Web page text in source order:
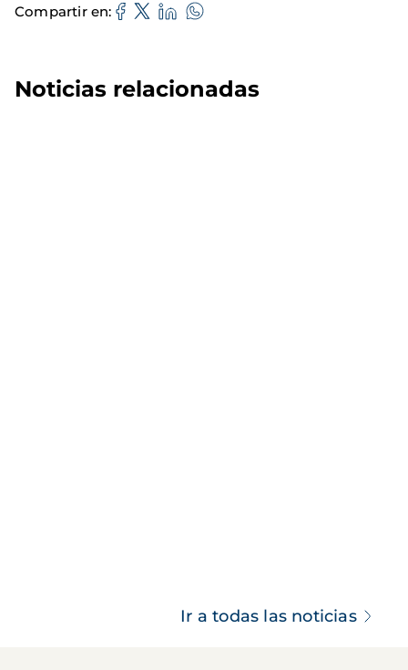
Compartir en
Noticias relacionadas
Ir a todas las noticias